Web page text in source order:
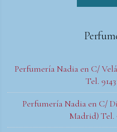
Perfumería Nadia en C/
Tel.
Perfumería Nadia en C/
Madrid) Tel.